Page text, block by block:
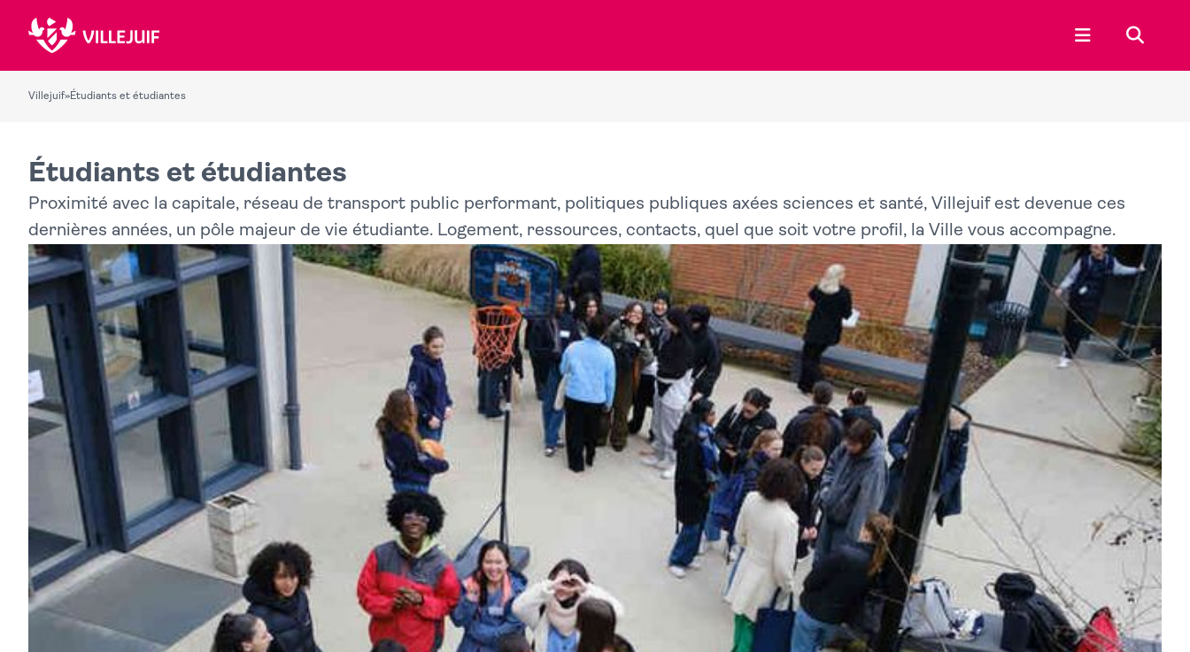
Ouvrir le menu
Villejuif»Étudiants et étudiantes
Étudiants et étudiantes
Proximité avec la capitale, réseau de transport public performant, politiques publiques axées sciences et santé, Villejuif est devenue ces
dernières années, un pôle majeur de vie étudiante. Logement, ressources, contacts, quel que soit votre profil, la Ville vous accompagne.